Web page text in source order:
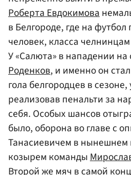
Роберта Евдокимова
в Белгороде, где на
человек, класса
У «Салюта» в нападении на
Роденков, и именно он
гола белгородцев в
реализовав пенальти за
себя. Особых шансов
было, оборона во главе с
Танасиевичем в нынешнем
козырем команды
Второй же мяч в самой